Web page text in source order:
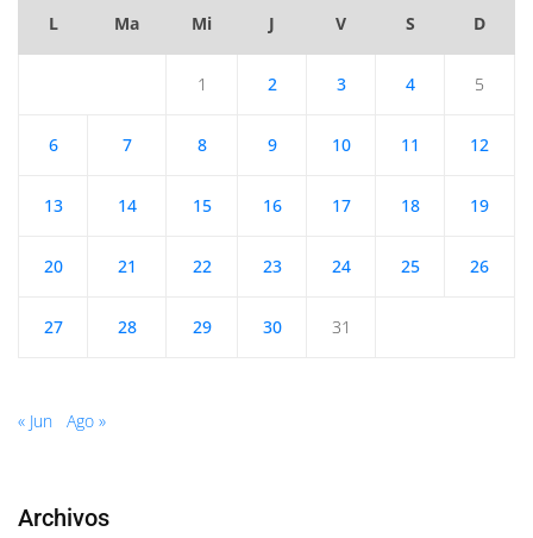
L Ma Mi J V S D
1 2 3 4 5
6 7 8 9 10 11 12
13 14 15 16 17 18 19
20 21 22 23 24 25 26
27 28 29 30 31
« Jun Ago »
Archivos